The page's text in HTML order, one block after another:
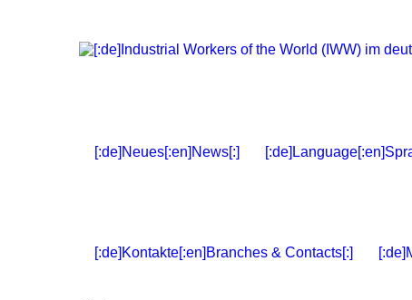
[:de]Neues[:en]News[:]
[:de]Kontakte[:en]Branches & Contacts[:]